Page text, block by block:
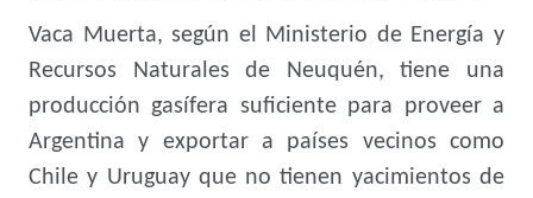
Vaca Muerta, según el Ministerio de Energía y
Recursos Naturales de Neuquén, tiene una
producción gasífera suficiente para proveer a
Argentina y exportar a países vecinos como
Chile y Uruguay que no tienen yacimientos de